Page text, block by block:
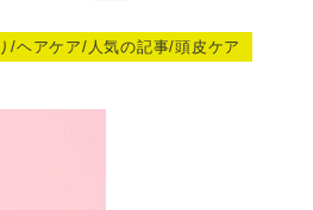
/ヘアケア/人気の記事/頭皮ケア